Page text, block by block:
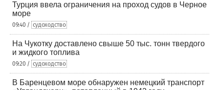
Турция ввела ограничения на проход судов в Черное
море
09:40 / судоходство
На Чукотку доставлено свыше 50 тыс. тонн твердого
и жидкого топлива
09:20 / судоходство
В Баренцевом море обнаружен немецкий транспорт